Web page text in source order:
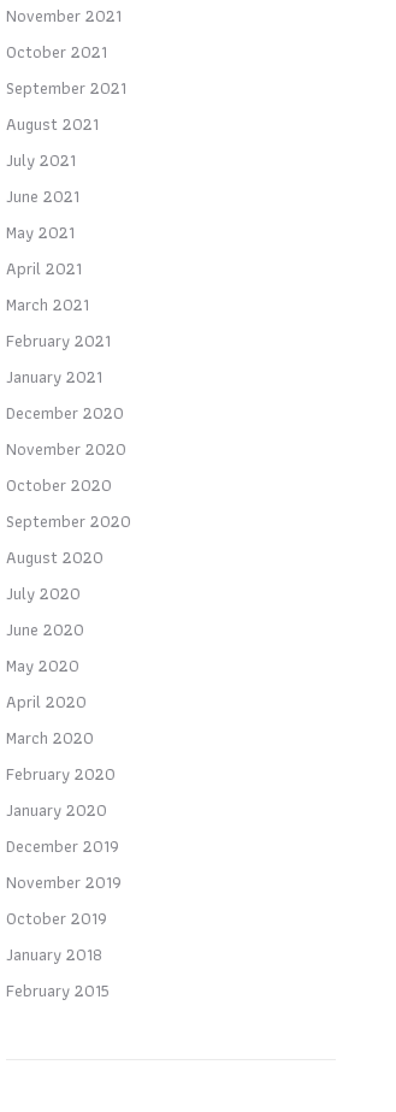
November 2021
October 2021
September 2021
August 2021
July 2021
June 2021
May 2021
April 2021
March 2021
February 2021
January 2021
December 2020
November 2020
October 2020
September 2020
August 2020
July 2020
June 2020
May 2020
April 2020
March 2020
February 2020
January 2020
December 2019
November 2019
October 2019
January 2018
February 2015